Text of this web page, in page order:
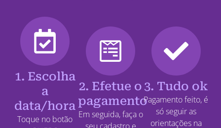
1. Escolha
a
data/hora
Toque no botão
2. Efetue o
pagamento
Em seguida, faça o
3. Tudo ok
Pagamento feito, é
só seguir as
orientações na